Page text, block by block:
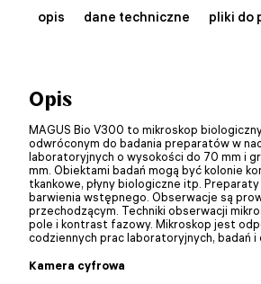
opis dane techniczne pliki do
Opis
MAGUS Bio V300 to mikroskop biologiczny
odwróconym do badania preparatów w
laboratoryjnych o wysokości do 70 mm i
mm. Obiektami badań mogą być kolonie
tkankowe, płyny biologiczne itp.
barwienia wstępnego. Obserwacje są
przechodzącym. Techniki obserwacji
pole i kontrast fazowy. Mikroskop jest
codziennych prac laboratoryjnych, badań i
Kamera cyfrowa